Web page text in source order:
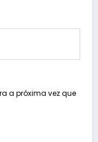
a próxima vez que